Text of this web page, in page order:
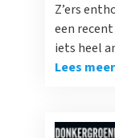
Z’ers
een
iets heel
Lees meer